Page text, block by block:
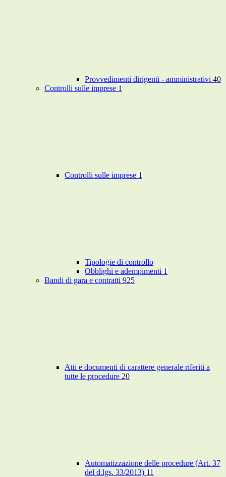
Provvedimenti dirigenti - amministrativi 40
Controlli sulle imprese 1
Controlli sulle imprese 1
Tipologie di controllo
Obblighi e adempimenti 1
Bandi di gara e contratti 925
Atti e documenti di carattere generale riferiti a
tutte le procedure 20
Automatizzazione delle procedure (Art. 37
del d.lgs. 33/2013) 11